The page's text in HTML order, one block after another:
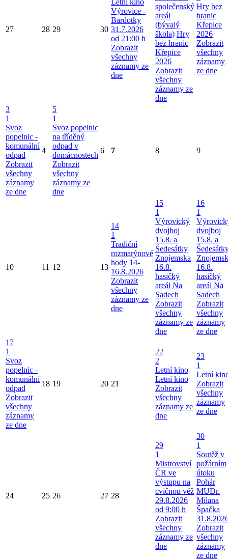
27 28 29 30
Výrovice -
Bardotky
31.7.2026
od 21:00 h
Zobrazit
všechny
záznamy ze
dne
společenský
areál
(bývalý
škola) Hry
bez hranic
Křepice
2026
Zobrazit
všechny
záznamy ze
dne
Hry bez
hranic
Křepice
2026
Zobrazit
všechny
záznamy
ze dne
3
1
Svoz
popelnic -
komunální
odpad
Zobrazit
všechny
záznamy
ze dne
4
5
1
Svoz popelnic
na tříděný
odpad v
domácnostech
Zobrazit
všechny
záznamy ze
dne
6 7 8 9
10 11 12 13
14
1
Tradiční
rozmarýnové
hody 14-
16.8.2026
Zobrazit
všechny
záznamy ze
dne
15
1
Výrovický
dvojboj
15.8. a
Šedesátky
Znojemska
16.8.
hasičký
areál Na
Sadech
Zobrazit
všechny
záznamy ze
dne
16
1
dvojboj
15.8. a
16.8.
hasičký
areál Na
Sadech
Zobrazit
všechny
záznamy
ze dne
17
1
Svoz
popelnic -
komunální
odpad
Zobrazit
všechny
záznamy
ze dne
18 19 20 21
22
2
Letní kino
Letní kino
Zobrazit
všechny
záznamy ze
dne
23
1
Letní
Zobrazit
všechny
záznamy
ze dne
24 25 26 27 28
29
1
Mistrovství
ČR ve
výstupu na
cvičnou věž
29.8.2026
od 9:00 h
Zobrazit
všechny
záznamy ze
dne
30
1
Soutěž v
požárním
útoku
Pohár
MUDr.
Milana
Špačka
Zobrazit
všechny
záznamy
ze dne